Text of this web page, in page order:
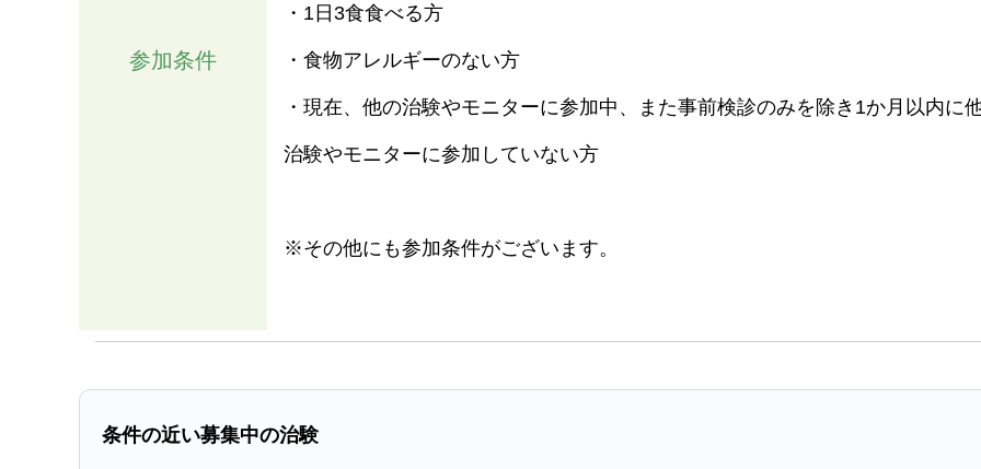
参加条件
・1日3食食べる方
・食物アレルギーのない方
・現在、他の治験やモニターに参加中、また事前検診のみを除き1か月以内に
治験やモニターに参加していない方
※その他にも参加条件がございます。
条件の近い募集中の治験